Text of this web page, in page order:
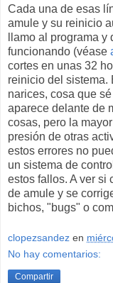
Cada una de esas
amule y su reinicio
llamo al programa
funcionando (véase
cortes en unas 32
reinicio del sistema.
narices, cosa que
aparece delante de
cosas, pero la
presión de otras
estos errores no
un sistema de
estos fallos. A ver si
de amule y se
bichos, "bugs" o
clopezsandez en
No hay comentarios:
Compartir